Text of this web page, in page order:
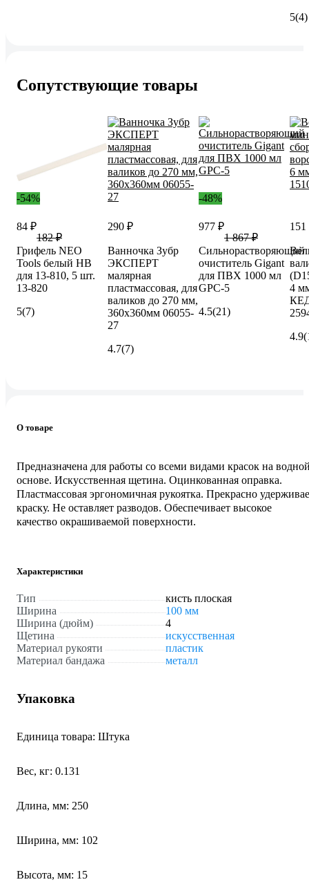
5(4)
Сопутствующие товары
-54%
84 ₽
182 ₽
Грифель NEO
Tools белый HB
для 13-810, 5 шт.
13-820
5(7)
290 ₽
Ванночка Зубр
ЭКСПЕРТ
малярная
пластмассовая, для
валиков до 270 мм,
360x360мм 06055-
27
4.7(7)
-48%
977 ₽
1 867 ₽
Сильнорастворяющий
очиститель Gigant
для ПВХ 1000 мл
GPC-5
4.5(21)
151
4
4.9
О товаре
Предназначена для работы со всеми видами красок на
основе. Искусственная щетина. Оцинкованная оправка.
Пластмассовая эргономичная рукоятка. Прекрасно
краску. Не оставляет разводов. Обеспечивает высокое
качество окрашиваемой поверхности.
Характеристики
Тип
кисть плоская
Ширина
100 мм
Ширина (дюйм)
4
Щетина
искусственная
Материал рукояти
пластик
Материал бандажа
металл
Упаковка
Единица товара: Штука
Вес, кг: 0.131
Длина, мм: 250
Ширина, мм: 102
Высота, мм: 15